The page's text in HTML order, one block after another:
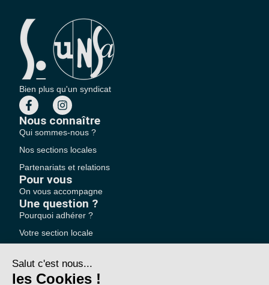
Bien plus qu'un syndicat
Nous connaître
Qui sommes-nous ?
Nos sections locales
Partenariats et relations
Pour vous
On vous accompagne
Une question ?
Pourquoi adhérer ?
Votre section locale
Nous contacter
Votre espace